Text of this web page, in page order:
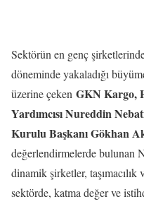
Sektörün en genç
döneminde yakaladığı
üzerine çeken GKN Kargo,
Yardımcısı Nureddin
Kurulu Başkanı Gökhan
değerlendirmelerde bulunan
dinamik şirketler,
sektörde, katma değer ve